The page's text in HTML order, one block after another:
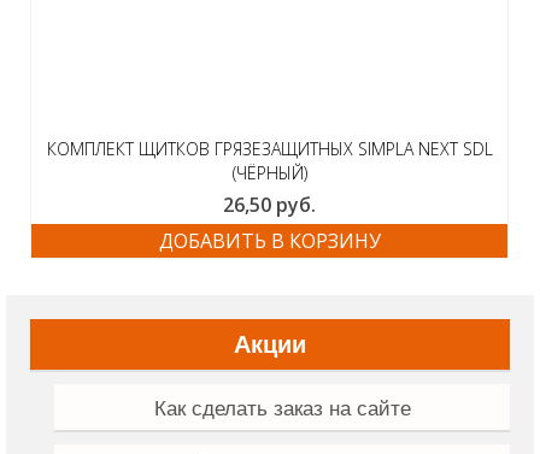
КОМПЛЕКТ ЩИТКОВ ГРЯЗЕЗАЩИТНЫХ SIMPLA NEXT SDL
(ЧЁРНЫЙ)
26,50 руб.
ДОБАВИТЬ В КОРЗИНУ
Акции
Как сделать заказ на сайте